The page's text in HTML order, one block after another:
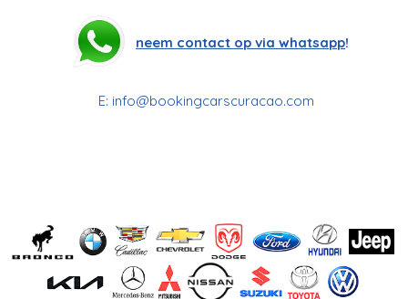
neem contact op via whatsapp!
E: info@bookingcarscuracao.com